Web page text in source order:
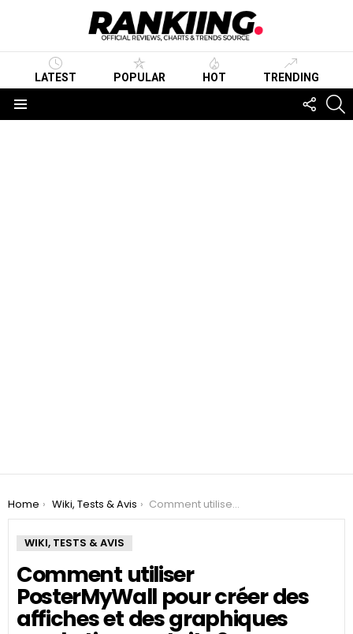
LATEST POPULAR HOT TRENDING
US
You are here:
Home Wiki, Tests & Avis Comment utiliser PosterMyWall pour créer des affiches et des graphiques marketing gratuits ?
WIKI, TESTS & AVIS
Comment utiliser
PosterMyWall pour créer des
affiches et des graphiques